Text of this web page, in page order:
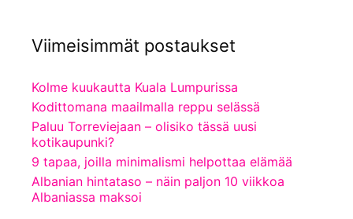
Viimeisimmät postaukset
Kolme kuukautta Kuala Lumpurissa
Kodittomana maailmalla reppu selässä
Paluu Torreviejaan – olisiko tässä uusi
kotikaupunki?
9 tapaa, joilla minimalismi helpottaa elämää
Albanian hintataso – näin paljon 10 viikkoa
Albaniassa maksoi